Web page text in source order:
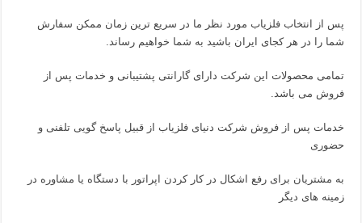
پس از انتخاب فلزیاب مورد نظر ما در سریع ترین زمان ممکن سفارش
شما را در هر کجای ایران باشید به شما خواهیم رساند.
تمامی محصولات این شرکت دارای گارانتی پشتیبانی و خدمات پس از
فروش می باشد.
خدمات پس از فروش شرکت دنیای فلزیاب از قبیل پاسخ گویی تلفنی و
حضوری
به مشتریان برای رفع اشکال در کار کردن اپراتور با دستگاه یا مشاوره در
زمینه های دیگر